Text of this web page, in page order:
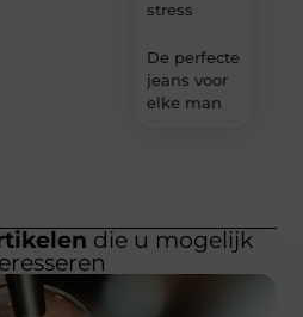
stress
De perfecte
jeans voor
elke man
die u mogelijk